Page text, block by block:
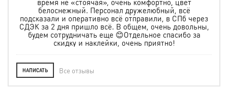
Заказывали защиту и шлем для мальчика, все
подошло. Спасибо за быструю доставку, за помощь в
выборе. Ребёнок очень рад. Желаем Вам много
клиентов, а мы уже в их числе.
НАПИСАТЬ Все отзывы